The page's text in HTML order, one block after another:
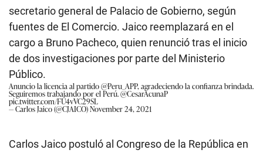
secretario general de Palacio de Gobierno, según
fuentes de El Comercio. Jaico reemplazará en el
cargo a Bruno Pacheco, quien renunció tras el inicio
de dos investigaciones por parte del Ministerio
Público.
Anuncio la licencia al partido@Peru_APP, agradeciendo la confianza brindada.
Seguiremos trabajando por el Perú.@CesarAcunaP
pic.twitter.com/FU4vVC29SL
— Carlos Jaico (@CJAICO)November 24, 2021
Carlos Jaico postuló al Congreso de la República en